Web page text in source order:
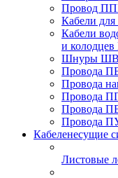
Провод
Кабели
Кабели
и
Шнуры
Провода
Провода
Провода
Провода
Провода
Кабеленесущие
Листовые